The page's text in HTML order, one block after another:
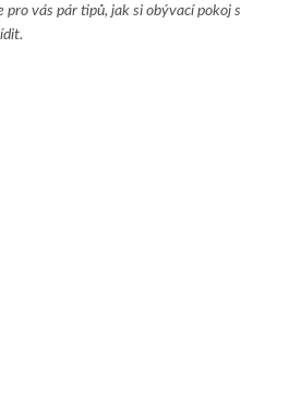
pro vás pár tipů, jak si obývací pokoj s